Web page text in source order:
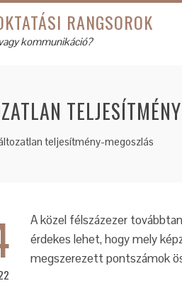
RANGSOROK
kommunikáció?
teljesítmény-megoszlás
A közel félszázezer
érdekes lehet, hogy mely
megszerezett pontszámok